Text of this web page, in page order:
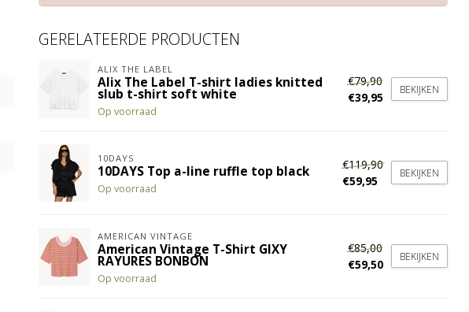
GERELATEERDE PRODUCTEN
ALIX THE LABEL
Alix The Label T-shirt ladies knitted
slub t-shirt soft white
Op voorraad
€79,90
€39,95
BEKIJKEN
10DAYS
10DAYS Top a-line ruffle top black
Op voorraad
€119,90
€59,95
BEKIJKEN
AMERICAN VINTAGE
American Vintage T-Shirt GIXY
RAYURES BONBON
Op voorraad
€85,00
€59,50
BEKIJKEN